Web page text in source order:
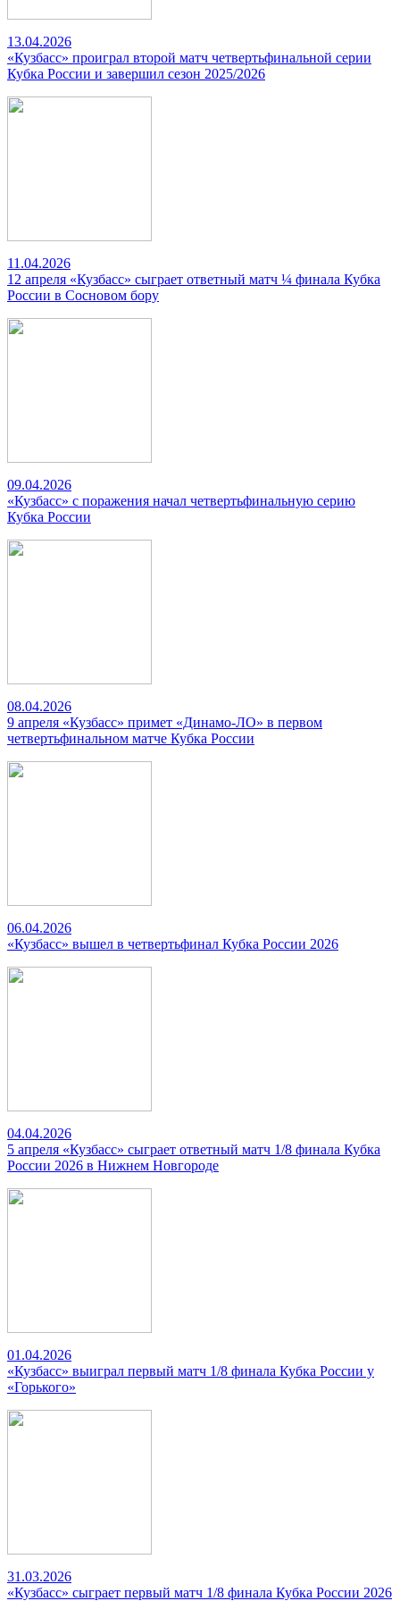
13.04.2026
«Кузбасс» проиграл второй матч четвертьфинальной серии
Кубка России и завершил сезон 2025/2026
11.04.2026
12 апреля «Кузбасс» сыграет ответный матч ¼ финала Кубка
России в Сосновом бору
09.04.2026
«Кузбасс» с поражения начал четвертьфинальную серию
Кубка России
08.04.2026
9 апреля «Кузбасс» примет «Динамо-ЛО» в первом
четвертьфинальном матче Кубка России
06.04.2026
«Кузбасс» вышел в четвертьфинал Кубка России 2026
04.04.2026
5 апреля «Кузбасс» сыграет ответный матч 1/8 финала Кубка
России 2026 в Нижнем Новгороде
01.04.2026
«Кузбасс» выиграл первый матч 1/8 финала Кубка России у
«Горького»
31.03.2026
«Кузбасс» сыграет первый матч 1/8 финала Кубка России 2026